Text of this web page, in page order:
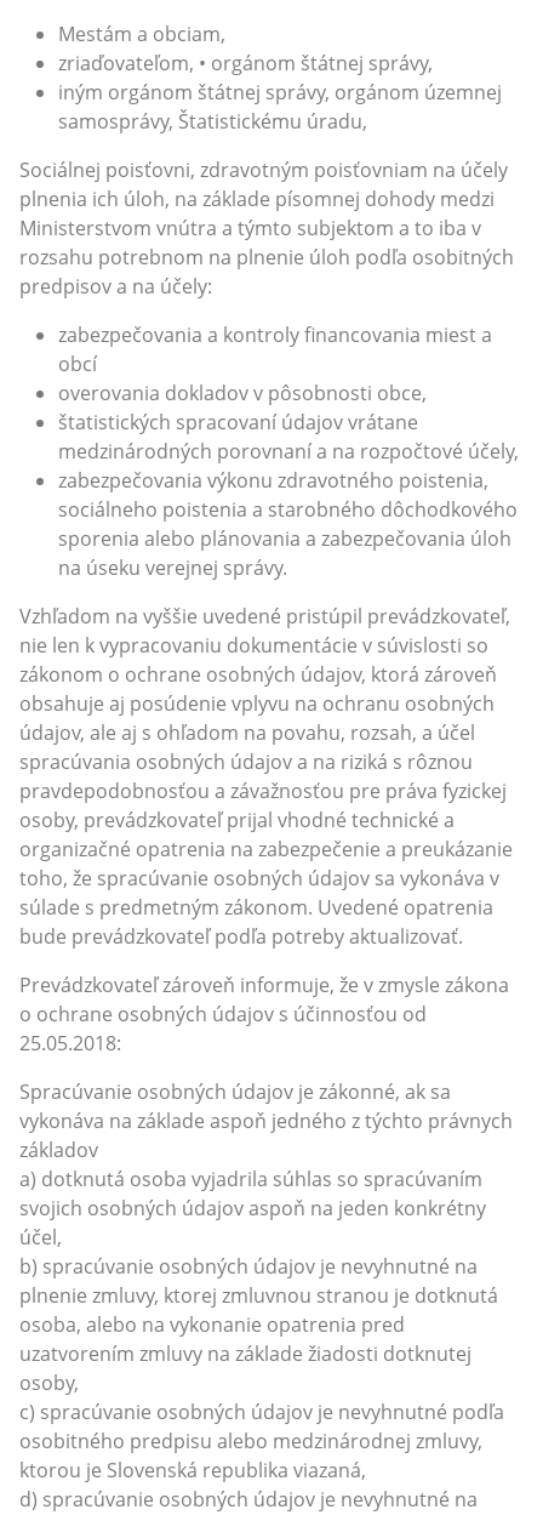
Mestám a obciam,
zriaďovateľom, • orgánom štátnej správy,
iným orgánom štátnej správy, orgánom územnej
samosprávy, Štatistickému úradu,
Sociálnej poisťovni, zdravotným poisťovniam na účely
plnenia ich úloh, na základe písomnej dohody medzi
Ministerstvom vnútra a týmto subjektom a to iba v
rozsahu potrebnom na plnenie úloh podľa osobitných
predpisov a na účely:
zabezpečovania a kontroly financovania miest a
obcí
overovania dokladov v pôsobnosti obce,
štatistických spracovaní údajov vrátane
medzinárodných porovnaní a na rozpočtové účely,
zabezpečovania výkonu zdravotného poistenia,
sociálneho poistenia a starobného dôchodkového
sporenia alebo plánovania a zabezpečovania úloh
na úseku verejnej správy.
Vzhľadom na vyššie uvedené pristúpil prevádzkovateľ,
nie len k vypracovaniu dokumentácie v súvislosti so
zákonom o ochrane osobných údajov, ktorá zároveň
obsahuje aj posúdenie vplyvu na ochranu osobných
údajov, ale aj s ohľadom na povahu, rozsah, a účel
spracúvania osobných údajov a na riziká s rôznou
pravdepodobnosťou a závažnosťou pre práva fyzickej
osoby, prevádzkovateľ prijal vhodné technické a
organizačné opatrenia na zabezpečenie a preukázanie
toho, že spracúvanie osobných údajov sa vykonáva v
súlade s predmetným zákonom. Uvedené opatrenia
bude prevádzkovateľ podľa potreby aktualizovať.
Prevádzkovateľ zároveň informuje, že v zmysle zákona
o ochrane osobných údajov s účinnosťou od
25.05.2018:
Spracúvanie osobných údajov je zákonné, ak sa
vykonáva na základe aspoň jedného z týchto právnych
základov
a) dotknutá osoba vyjadrila súhlas so spracúvaním
svojich osobných údajov aspoň na jeden konkrétny
účel,
b) spracúvanie osobných údajov je nevyhnutné na
plnenie zmluvy, ktorej zmluvnou stranou je dotknutá
osoba, alebo na vykonanie opatrenia pred
uzatvorením zmluvy na základe žiadosti dotknutej
osoby,
c) spracúvanie osobných údajov je nevyhnutné podľa
osobitného predpisu alebo medzinárodnej zmluvy,
ktorou je Slovenská republika viazaná,
d) spracúvanie osobných údajov je nevyhnutné na